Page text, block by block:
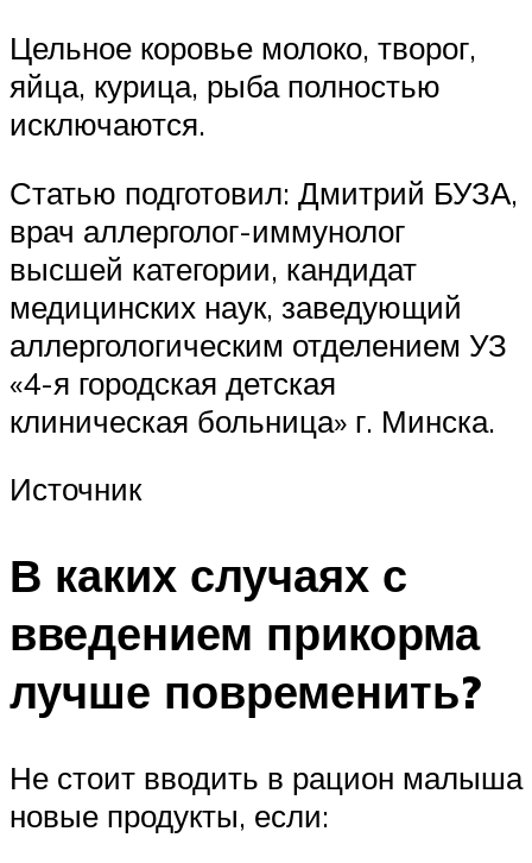
Цельное коровье молоко, творог,
яйца, курица, рыба полностью
исключаются.
Статью подготовил: Дмитрий БУЗА,
врач аллерголог-иммунолог
высшей категории, кандидат
медицинских наук, заведующий
аллергологическим отделением УЗ
«4-я городская детская
клиническая больница» г. Минска.
Источник
В каких случаях с
введением прикорма
лучше повременить?
Не стоит вводить в рацион малыша
новые продукты, если: